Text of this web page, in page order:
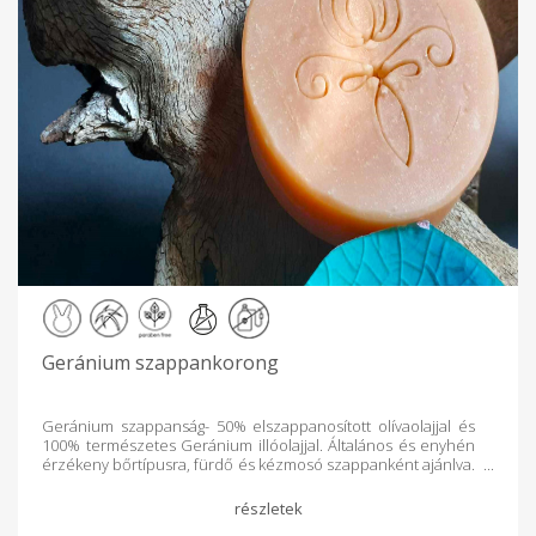
Geránium szappankorong
Geránium szappanság- 50% elszappanosított olívaolajjal és
100% természetes Geránium illóolajjal. Általános és enyhén
érzékeny bőrtípusra, fürdő és kézmosó szappanként ajánlva.
faggyútermelést, ezért zsíros és száraz bőrre egyaránt
alkalmazható. Pórusösszehúzó, tonizáló, fertőzés- és